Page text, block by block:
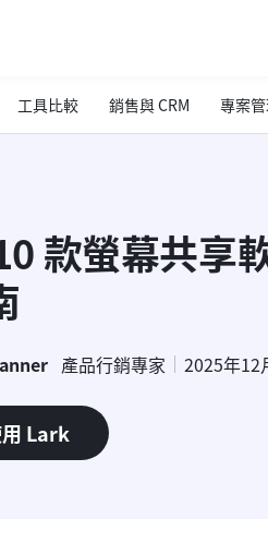
工具比較 銷售與 CRM 專案
款螢幕共享
產品行銷專家 2025年12
Lark